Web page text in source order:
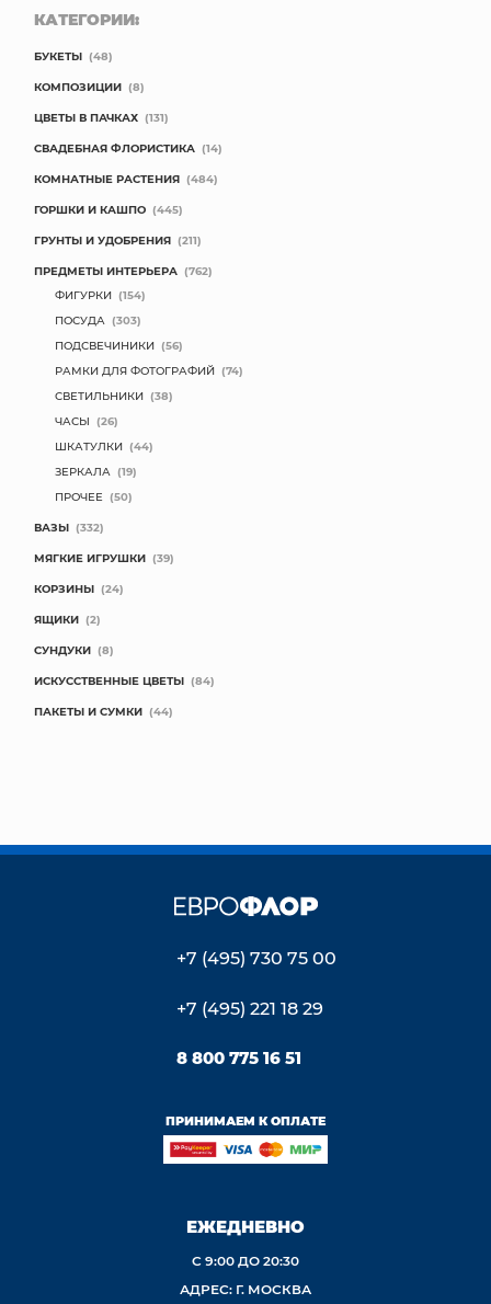
КАТЕГОРИИ:
БУКЕТЫ (48)
КОМПОЗИЦИИ (8)
ЦВЕТЫ В ПАЧКАХ (131)
СВАДЕБНАЯ ФЛОРИСТИКА (14)
КОМНАТНЫЕ РАСТЕНИЯ (484)
ГОРШКИ И КАШПО (445)
ГРУНТЫ И УДОБРЕНИЯ (211)
ПРЕДМЕТЫ ИНТЕРЬЕРА (762)
ФИГУРКИ (154)
ПОСУДА (303)
ПОДСВЕЧИНИКИ (56)
РАМКИ ДЛЯ ФОТОГРАФИЙ (74)
СВЕТИЛЬНИКИ (38)
ЧАСЫ (26)
ШКАТУЛКИ (44)
ЗЕРКАЛА (19)
ПРОЧЕЕ (50)
ВАЗЫ (332)
МЯГКИЕ ИГРУШКИ (39)
КОРЗИНЫ (24)
ЯЩИКИ (2)
СУНДУКИ (8)
ИСКУССТВЕННЫЕ ЦВЕТЫ (84)
ПАКЕТЫ И СУМКИ (44)
+7 (495) 730 75 00
+7 (495) 221 18 29
8 800 775 16 51
ПРИНИМАЕМ К ОПЛАТЕ
ЕЖЕДНЕВНО
С 9:00 ДО 20:30
АДРЕС: Г. МОСКВА